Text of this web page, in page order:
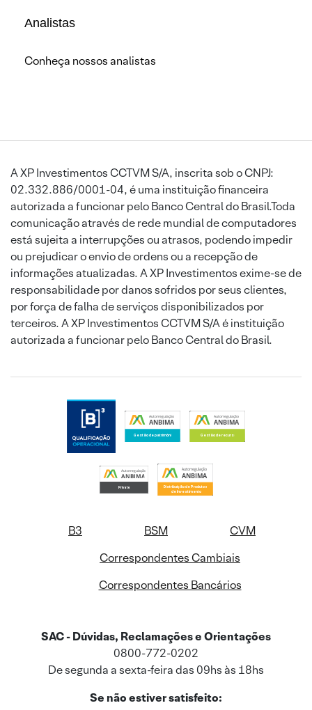
Analistas
Conheça nossos analistas
A XP Investimentos CCTVM S/A, inscrita sob o CNPJ:
02.332.886/0001-04, é uma instituição financeira
autorizada a funcionar pelo Banco Central do Brasil.Toda
comunicação através de rede mundial de computadores
está sujeita a interrupções ou atrasos, podendo impedir
ou prejudicar o envio de ordens ou a recepção de
informações atualizadas. A XP Investimentos exime-se de
responsabilidade por danos sofridos por seus clientes,
por força de falha de serviços disponibilizados por
terceiros. A XP Investimentos CCTVM S/A é instituição
autorizada a funcionar pelo Banco Central do Brasil.
B3 BSM
CVM
Correspondentes Cambiais
Correspondentes Bancários
SAC - Dúvidas, Reclamações e Orientações
0800-772-0202
De segunda a sexta-feira das 09hs às 18hs
Se não estiver satisfeito: